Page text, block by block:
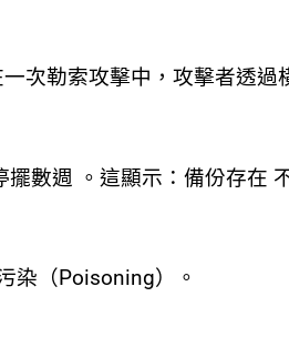
次勒索攻擊中，攻擊者透過
數週 。這顯示：備份存在
染（Poisoning）。